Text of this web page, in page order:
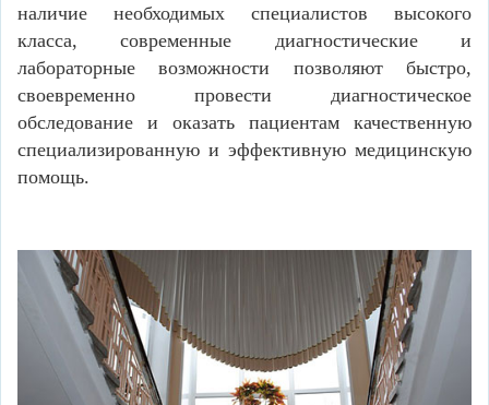
наличие необходимых специалистов высокого
класса, современные диагностические и
лабораторные возможности позволяют быстро,
своевременно провести диагностическое
обследование и оказать пациентам качественную
специализированную и эффективную медицинскую
помощь.